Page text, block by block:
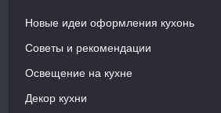
Новые идеи оформления кухонь
Советы и рекомендации
Освещение на кухне
Декор кухни